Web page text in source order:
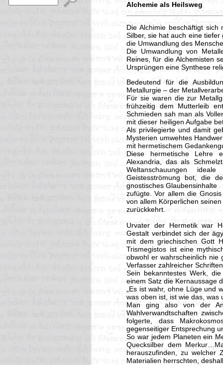
Alchemie als Heilsweg
Die Alchimie beschäftigt
Silber, sie hat auch eine
die Umwandlung des
Die Umwandlung von
Reines, für die Alchemisten
Ursprüngen eine Synthese
Bedeutend für die
Metallurgie – der
Für sie waren die zur
frühzeitig dem Mutterleib
Schmieden sah man als
mit dieser heiligen Aufgabe
Als privilegierte und damit
Mysterien umwehtes
mit hermetischem
Diese hermetische Lehre
Alexandria, das als
Weltanschauungen
Geistesströmung bot, die
gnostisches Glaubensinhalte
zufügte. Vor allem die
von allem Körperlichen
zurückkehrt.
Urvater der Hermetik war
Gestalt verbindet sich der
mit dem griechischen Gott
Trismegistos ist eine
obwohl er wahrscheinlich nie
Verfasser zahlreicher
Sein bekanntestes Werk,
einem Satz die Kernaussage
„Es ist wahr, ohne Lüge und
was oben ist, ist wie das, was
Man ging also von der
Wahlverwandtschaften
folgerte, dass
gegenseitiger Entsprechung
So war jedem Planeten ein
Quecksilber dem
herauszufinden, zu welcher
Materialien herrschten,